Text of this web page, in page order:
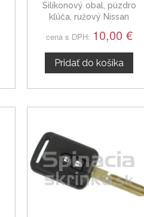
Silikonový obal, púzdro
kľúča, ružový Nissan
cena s DPH: 10,00 €
Pridať do košíka